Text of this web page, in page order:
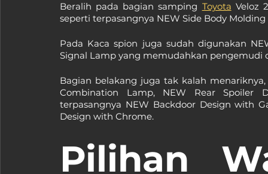
Beralih pada bagian samping Toyota Veloz
seperti terpasangnya NEW Side Body
Pada Kaca spion juga sudah digunakan
Signal Lamp yang memudahkan pengemudi
Bagian belakang juga tak kalah
Combination Lamp, NEW Rear Spoiler
terpasangnya NEW Backdoor Design with
Design with Chrome.
Pilihan